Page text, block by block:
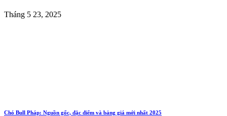
Tháng 5 23, 2025
Chó Bull Pháp: Nguồn gốc, đặc điểm và bảng giá mới nhất 2025